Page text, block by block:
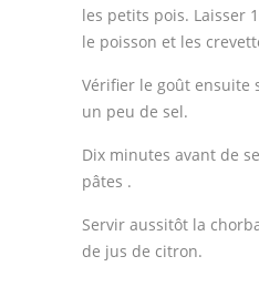
les petits pois. Laisser
le poisson et les
Vérifier le goût ensuite
un peu de sel.
Dix minutes avant de
pâtes .
Servir aussitôt la
de jus de citron.